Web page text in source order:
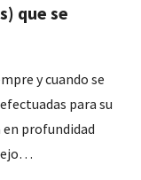
que se
y cuando se
para su
profundidad